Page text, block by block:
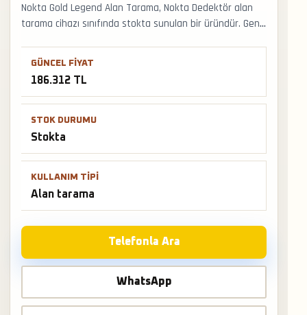
Nokta Gold Legend Alan Tarama, Nokta Dedektör alan
tarama cihazı sınıfında stokta sunulan bir üründür. Geniş
cihazla doğrulama prensibi doğru sonuca yaklaşmayı
mağazadan teslimat desteğiyle satış ve teslimat
desteği hızlıca alınabilir.
GÜNCEL FIYAT
186.312 TL
STOK DURUMU
Stokta
KULLANIM TIPI
Alan tarama
Telefonla Ara
WhatsApp